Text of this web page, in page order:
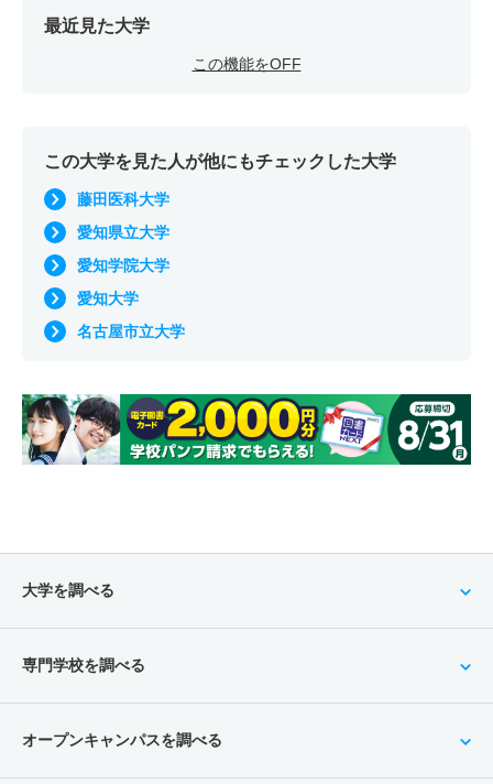
最近見た大学
この機能をOFF
この大学を見た人が他にもチェックした大学
藤田医科大学
愛知県立大学
愛知学院大学
愛知大学
名古屋市立大学
大学を調べる
専門学校を調べる
オープンキャンパスを調べる